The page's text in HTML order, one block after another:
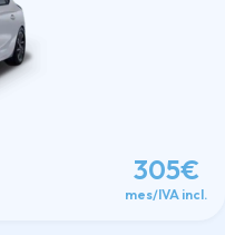
305€
mes/IVA incl.